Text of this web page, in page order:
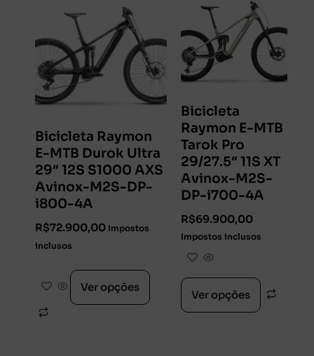
Bicicleta Raymon
E-MTB Durok Ultra
29″ 12S S1000 AXS
Avinox-M2S-DP-
i800-4A
R$72.900,00 Impostos
inclusos
Ver opções
Bicicleta
Raymon E-MTB
Tarok Pro
29/27.5″ 11S XT
Avinox-M2S-
DP-i700-4A
R$69.900,00
Impostos inclusos
Ver opções